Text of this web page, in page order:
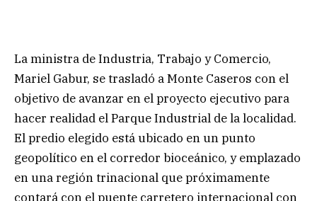
La ministra de Industria, Trabajo y Comercio,
Mariel Gabur, se trasladó a Monte Caseros con el
objetivo de avanzar en el proyecto ejecutivo para
hacer realidad el Parque Industrial de la localidad.
El predio elegido está ubicado en un punto
geopolítico en el corredor bioceánico, y emplazado
en una región trinacional que próximamente
contará con el puente carretero internacional con